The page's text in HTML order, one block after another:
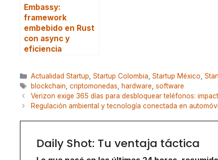
Embassy:
framework
embebido en Rust
con async y
eficiencia
Categorías
Actualidad Startup Startup Colombia Startup México
Etiquetas
blockchain criptomonedas hardware software
Verizon exige 365 días para desbloquear teléfonos:
Regulación ambiental y tecnología conectada en
Daily Shot: Tu ventaja táctica